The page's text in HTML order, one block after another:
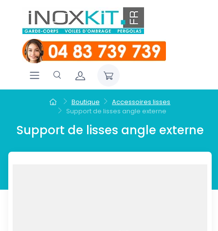
Boutique
Accessoires lisses
Support de lisses angle externe
Support de lisses angle externe